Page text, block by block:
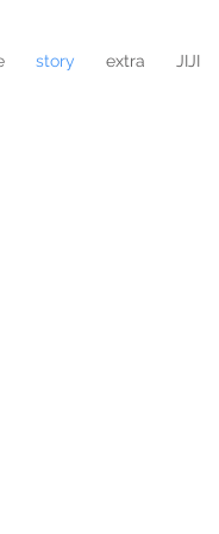
story extra JIJI